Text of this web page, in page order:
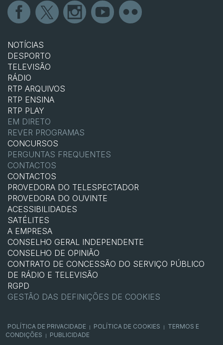
NOTÍCIAS
DESPORTO
TELEVISÃO
RÁDIO
RTP ARQUIVOS
RTP ENSINA
RTP PLAY
EM DIRETO
REVER PROGRAMAS
CONCURSOS
PERGUNTAS FREQUENTES
CONTACTOS
CONTACTOS
PROVEDORA DO TELESPECTADOR
PROVEDORA DO OUVINTE
ACESSIBILIDADES
SATÉLITES
A EMPRESA
CONSELHO GERAL INDEPENDENTE
CONSELHO DE OPINIÃO
CONTRATO DE CONCESSÃO DO SERVIÇO PÚBLICO
DE RÁDIO E TELEVISÃO
RGPD
GESTÃO DAS DEFINIÇÕES DE COOKIES
POLÍTICA DE PRIVACIDADE POLÍTICA DE COOKIES
TERMOS E
CONDIÇÕES
PUBLICIDADE